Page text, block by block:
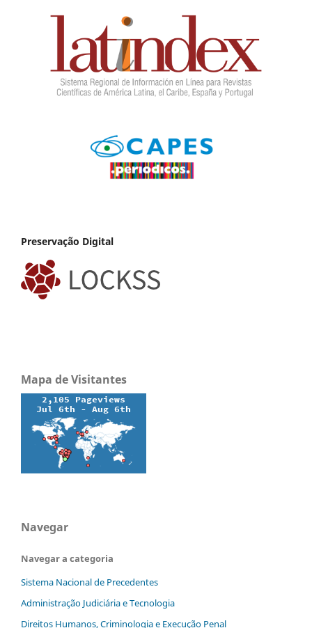
Preservação Digital
Mapa de Visitantes
Navegar
Navegar a categoria
Sistema Nacional de Precedentes
Administração Judiciária e Tecnologia
Direitos Humanos, Criminologia e Execução Penal